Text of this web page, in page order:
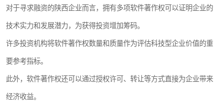
对于寻求融资的陕西企业而言，拥有多项软件著作权可以证明企业的
技术实力和发展潜力，为获得投资增加筹码。
许多投资机构将软件著作权数量和质量作为评估科技型企业价值的重
要参考指标。
此外，软件著作权还可以通过授权许可、转让等方式直接为企业带来
经济收益。